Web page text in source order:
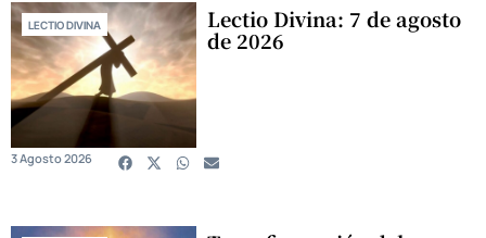
LECTIO DIVINA Lectio Divina: 7 de agosto
de 2026
3 Agosto 2026